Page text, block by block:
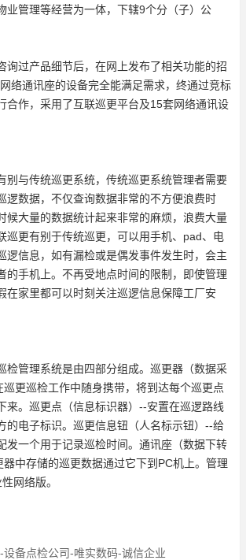
业管理等经营为一体，下辖9个分（子）公
询过产品细节后，在网上发布了相关功能的招
络通讯座的设备完全能满足需求，终通过竞标
合作，采用了互联巡更平台及15套网络通讯设
别与传统巡更系统，传统巡更系统管理者需要
逻数据，不仅查询数据非常的不方便浪费时
候大量的数据统计起来非常的麻烦，浪费大量
巡更有别于传统巡更，可以用手机、pad、电
逻信息，如有漏检或是偶发事件发生时，会主
的手机上。不再受地点时间的限制，即使管理
在家里都可以时刻关注巡逻信息保障工厂安
检管理系统是由四部分组成。巡更器（数据采
更巡检工作中随身携带，将到达每个巡更点
来。巡更点（信息标识器）--安置在巡逻路线
的电子标识。巡更信息钮（人名标示钮）--给
发一个用于记录巡检时间。通讯座（数据下转
中存储的巡更数据通过它下到PC机上。管理
网络版。
设备点检公司-唯实数码-诚信企业